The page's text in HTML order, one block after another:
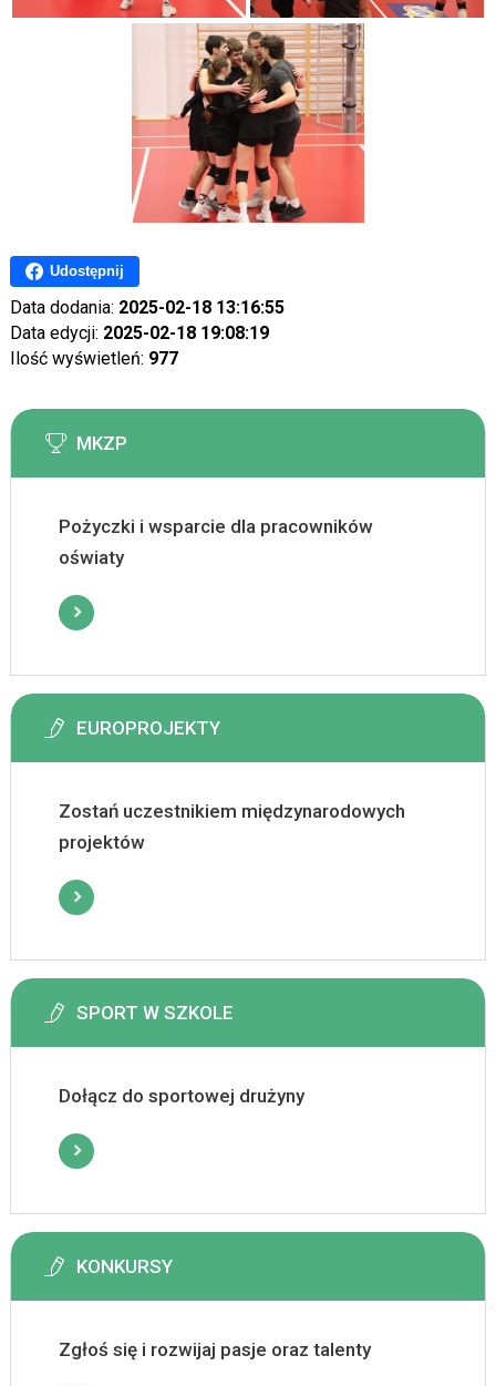
Udostępnij
Data dodania: 2025-02-18 13:16:55
Data edycji: 2025-02-18 19:08:19
Ilość wyświetleń: 977
MKZP
Pożyczki i wsparcie dla pracowników
oświaty
EUROPROJEKTY
Zostań uczestnikiem międzynarodowych
projektów
SPORT W SZKOLE
Dołącz do sportowej drużyny
KONKURSY
Zgłoś się i rozwijaj pasje oraz talenty